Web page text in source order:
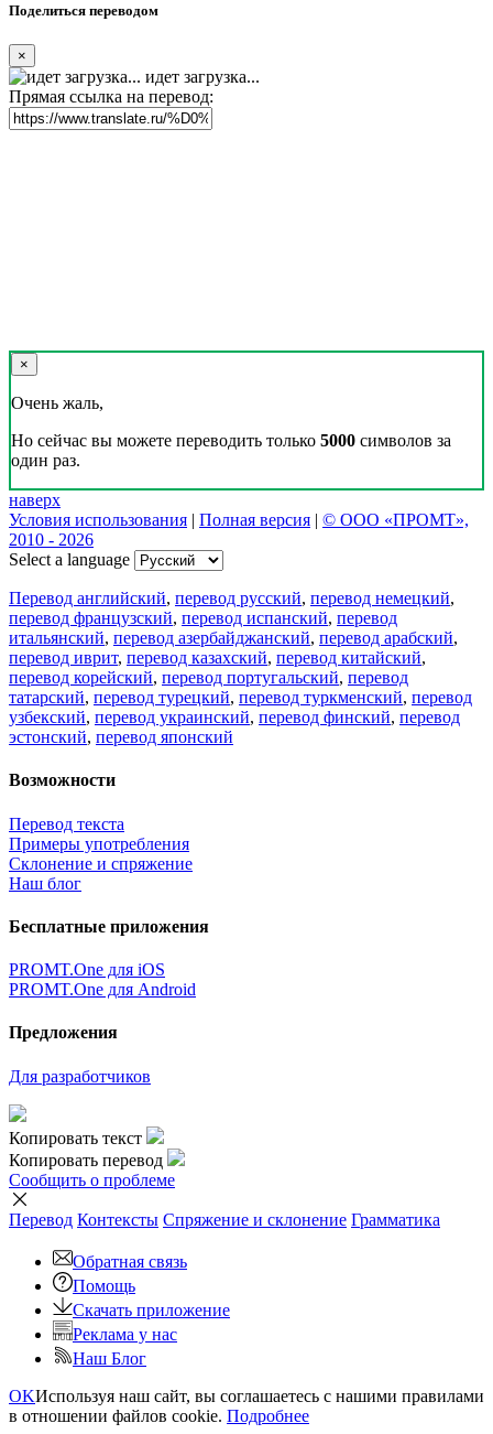
Поделиться переводом
×
идет загрузка...
Прямая ссылка на перевод:
×
Очень жаль,
Но сейчас вы можете переводить только 5000 символов за
один раз.
наверх
Условия использования | Полная версия | © ООО «ПРОМТ»,
2010 - 2026
Select a language
Перевод английский, перевод русский, перевод немецкий,
перевод французский, перевод испанский, перевод
итальянский, перевод азербайджанский, перевод арабский,
перевод иврит, перевод казахский, перевод китайский,
перевод корейский, перевод португальский, перевод
татарский, перевод турецкий, перевод туркменский, перевод
узбекский, перевод украинский, перевод финский, перевод
эстонский, перевод японский
Возможности
Перевод текста
Примеры употребления
Склонение и спряжение
Наш блог
Бесплатные приложения
PROMT.One для iOS
PROMT.One для Android
Предложения
Для разработчиков
Копировать текст
Копировать перевод
Сообщить о проблеме
Перевод Контексты Спряжение и склонение Грамматика
Обратная связь
Помощь
Скачать приложение
Реклама у нас
Наш Блог
OKИспользуя наш сайт, вы соглашаетесь с нашими правилами
в отношении файлов cookie. Подробнее